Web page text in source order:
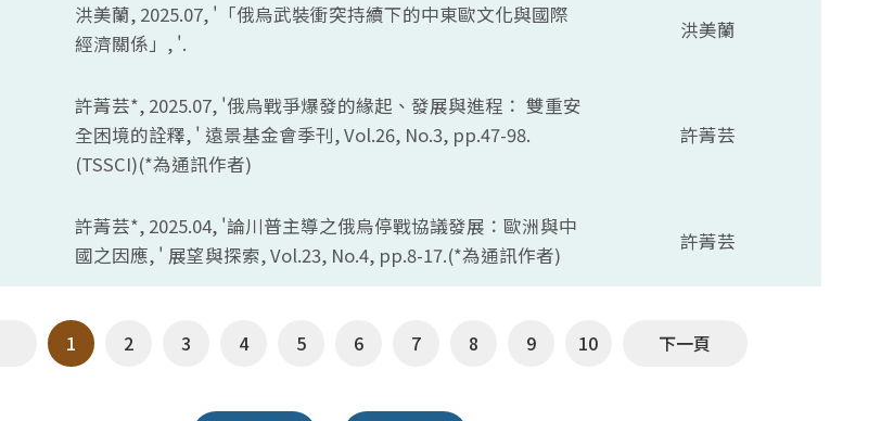
洪美蘭, 2025.07, '「俄烏武裝衝突持續下的中東歐文化與國際
經濟關係」, '.
洪美蘭
許菁芸*, 2025.07, '俄烏戰爭爆發的緣起、發展與進程： 雙重安
全困境的詮釋, ' 遠景基金會季刊,Vol.26, No.3, pp.47-98.
(TSSCI)(*為通訊作者)
許菁芸
許菁芸*, 2025.04, '論川普主導之俄烏停戰協議發展：歐洲與中
國之因應, ' 展望與探索,Vol.23, No.4, pp.8-17.(*為通訊作者)
許菁芸
1 2 3 4 5 6 7 8 9 10 下一頁